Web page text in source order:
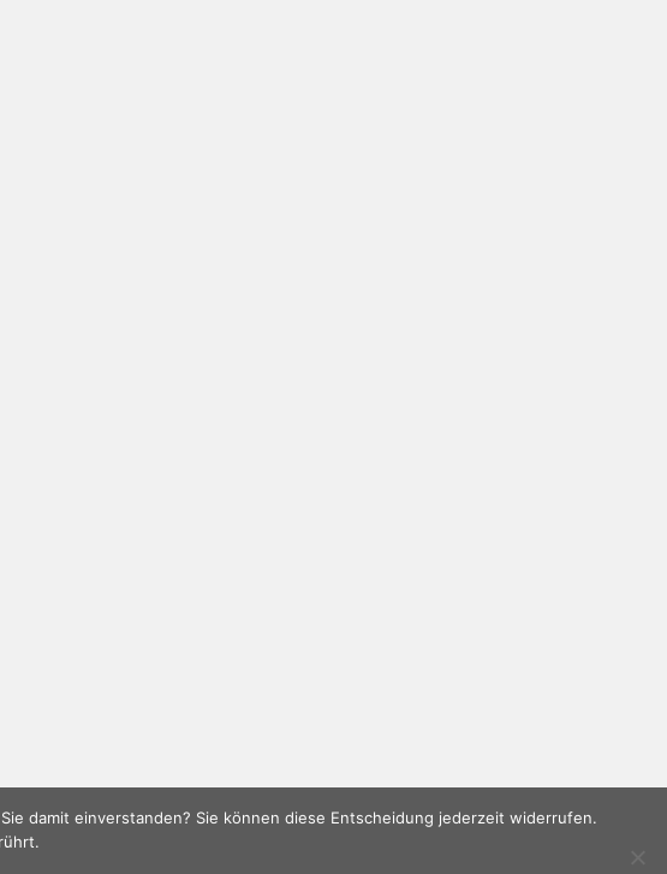
damit einverstanden? Sie können diese Entscheidung jederzeit widerrufen.